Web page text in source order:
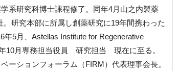
系研究科博士課程修了。同年4月山之内製薬
。研究本部に所属し創薬研究に19年間携わった
年5月、Astellas Institute for Regenerative
10月専務担当役員 研究担当 現在に至る。
ーションフォーラム（FIRM）代表理事会長。